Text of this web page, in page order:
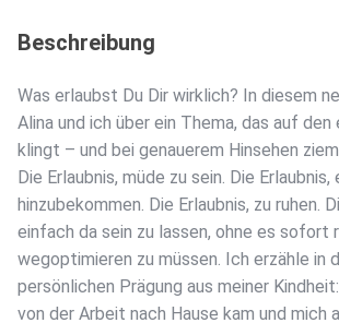
Beschreibung
Was erlaubst Du Dir wirklich? In diesem
Alina und ich über ein Thema, das auf
klingt – und bei genauerem Hinsehen
Die Erlaubnis, müde zu sein. Die
hinzubekommen. Die Erlaubnis, zu ruhen.
einfach da sein zu lassen, ohne es sofort
wegoptimieren zu müssen. Ich erzähle in
persönlichen Prägung aus meiner
von der Arbeit nach Hause kam und mich